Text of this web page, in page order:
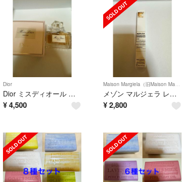
Dior
Dior ミスディオール パルファン 35ml
¥4,500
メゾン マルジェラ レイジーサンデーモーニング 10ml
¥2,800